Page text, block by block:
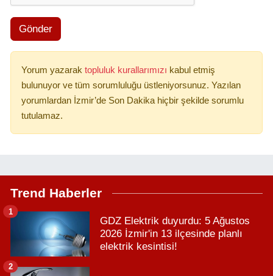
Gönder
Yorum yazarak topluluk kurallarımızı kabul etmiş
bulunuyor ve tüm sorumluluğu üstleniyorsunuz. Yazılan
yorumlardan İzmir’de Son Dakika hiçbir şekilde sorumlu
tutulamaz.
Trend Haberler
GDZ Elektrik duyurdu: 5 Ağustos
2026 İzmir'in 13 ilçesinde planlı
elektrik kesintisi!
1
2